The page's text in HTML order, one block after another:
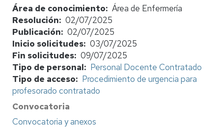
Área de conocimiento
Área de Enfermería
Resolución
02/07/2025
Publicación
02/07/2025
Inicio solicitudes 03/07/2025
Fin solicitudes 09/07/2025
Tipo de personal
Personal Docente Contratado
Tipo de acceso
Procedimiento de urgencia para
profesorado contratado
Convocatoria
Convocatoria y anexos